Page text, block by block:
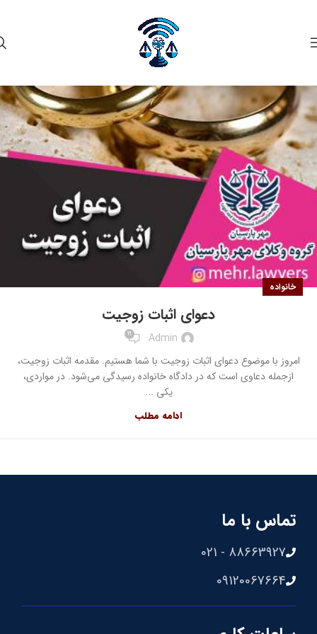
خانواده
دعوای اثبات زوجیت
Admin
19
امروز با موضوع دعوای اثبات زوجیت با شما هستیم. مقدمه اثبات زوجیت،
ازجمله دعاوی است که در دادگاه خانواده رسیدگی می‌شود. در مواردی،
یکی ...
ادامه مطلب
تماس با ما
88663927 - 021
09120067664